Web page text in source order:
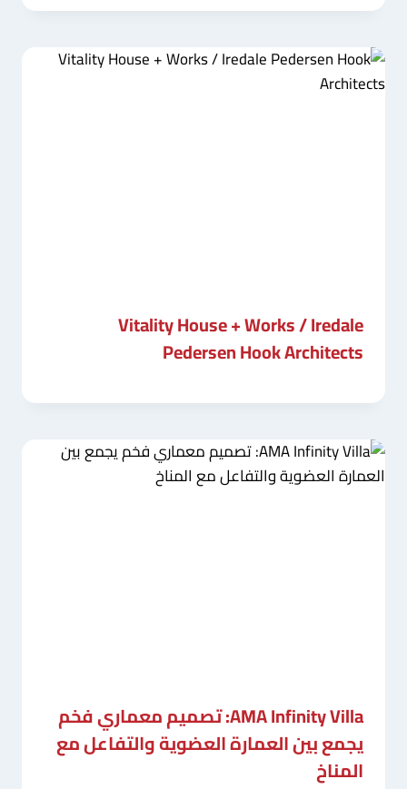
Vitality House + Works / Iredale
Pedersen Hook Architects
AMA Infinity Villa: تصميم معماري فخم
يجمع بين العمارة العضوية والتفاعل مع
المناخ